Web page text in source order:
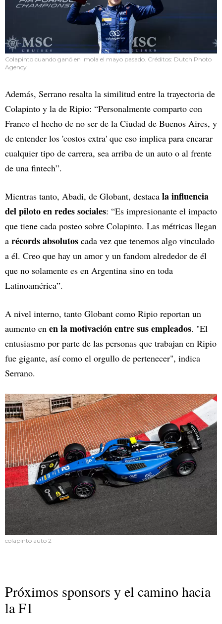
Colapinto cuando ganó en Imola el mayo pasado. Créditos: Dutch Photo
Agency
Además, Serrano resalta la similitud entre la trayectoria de
Colapinto y la de Ripio: “Personalmente comparto con
Franco el hecho de no ser de la Ciudad de Buenos Aires, y
de entender los 'costos extra' que eso implica para encarar
cualquier tipo de carrera, sea arriba de un auto o al frente
de una fintech”.
Mientras tanto, Abadi, de Globant, destaca la influencia
del piloto en redes sociales: “Es impresionante el impacto
que tiene cada posteo sobre Colapinto. Las métricas llegan
a récords absolutos cada vez que tenemos algo vinculado
a él. Creo que hay un amor y un fandom alrededor de él
que no solamente es en Argentina sino en toda
Latinoamérica”.
A nivel interno, tanto Globant como Ripio reportan un
aumento en en la motivación entre sus empleados. "El
entusiasmo por parte de las personas que trabajan en Ripio
fue gigante, así como el orgullo de pertenecer", indica
Serrano.
colapinto auto 2
Próximos sponsors y el camino hacia
la F1